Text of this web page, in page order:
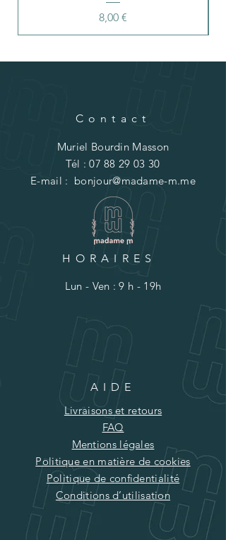
Prix
8,00 €
Contact
Muriel Bourdin Masson
Tél :07 88 29 03 30
E-mail : bonjour@madame-m.me
HORAIRES
Lun - Ven : 9 h - 19h
AIDE
Livraisons et retours
FAQ
Mentions légales
Politique en matière de cookies
Politique de confidentialité
Conditions d’utilisation